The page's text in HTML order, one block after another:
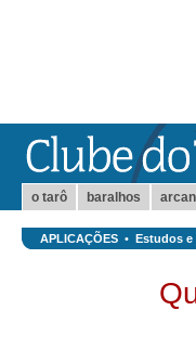
o tarô baralhos
APLICAÇÕES • Estudos